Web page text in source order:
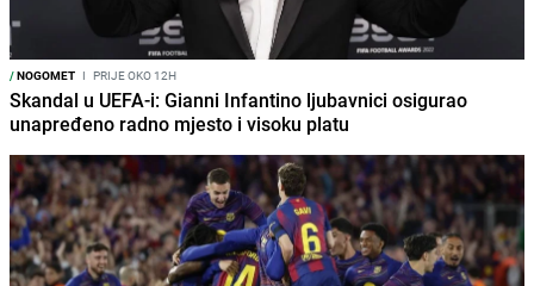
/NOGOMET I PRIJE OKO 12H
Skandal u UEFA-i: Gianni Infantino ljubavnici osigurao
unapređeno radno mjesto i visoku platu